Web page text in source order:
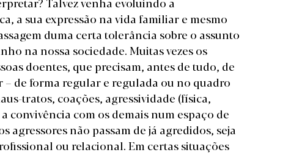
a sua expressão na vida familiar e mesmo
duma certa tolerância sobre o assunto
na nossa sociedade. Muitas vezes os
doentes, que precisam, antes de tudo, de
– de forma regular e regulada ou no quadro
tratos, coações, agressividade (física,
convivência com os demais num espaço de
agressores não passam de já agredidos, seja
ou relacional. Em certas situações